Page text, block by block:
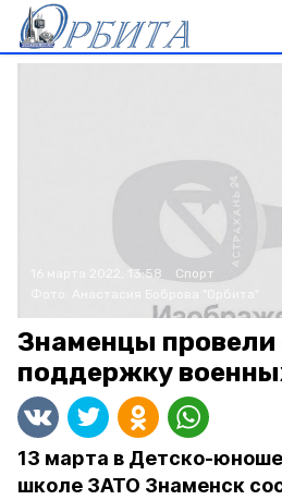
16 марта 2022, 13:58
Спорт
Знаменцы
поддержку
13 марта в Детско-
школе ЗАТО Знаменск